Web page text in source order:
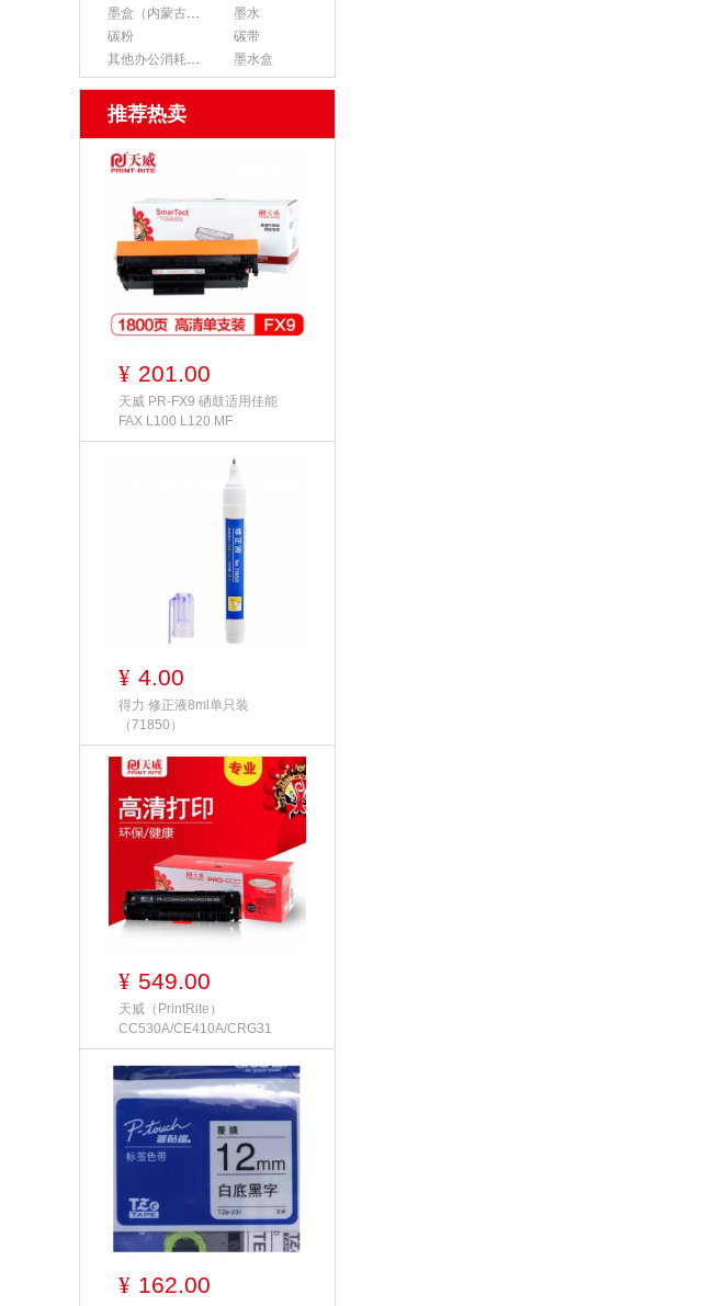
墨盒（内蒙古专用）
墨水
碳粉
碳带
其他办公消耗用品
墨水盒
推荐热卖
¥ 201.00
天威 PR-FX9 硒鼓适用佳能
FAX L100 L120 MF
¥ 4.00
得力 修正液8ml单只装
（71850）
¥ 549.00
天威（PrintRite）
CC530A/CE410A/CRG31
¥ 162.00